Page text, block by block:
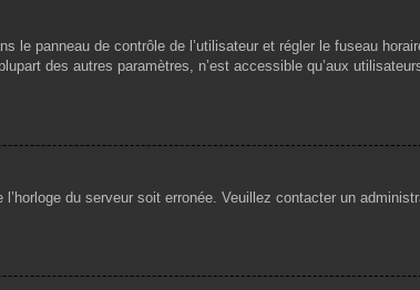
le panneau de contrôle de l’utilisateur et régler le fuseau
des autres paramètres, n’est accessible qu’aux
du serveur soit erronée. Veuillez contacter un